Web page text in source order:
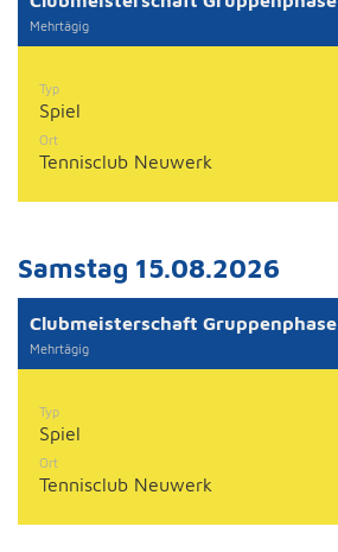
Mehrtägig
Typ
Spiel
Ort
Tennisclub Neuwerk
Samstag 15.08.2026
Clubmeisterschaft Gruppenphase
Mehrtägig
Typ
Spiel
Ort
Tennisclub Neuwerk